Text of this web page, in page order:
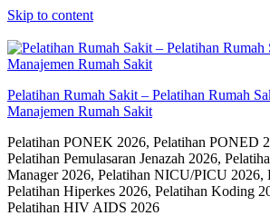
Skip to content
Pelatihan Rumah Sakit – Pelatihan Rumah
Manajemen Rumah Sakit
Pelatihan PONEK 2026, Pelatihan PONED
Pelatihan Pemulasaran Jenazah 2026,
Manager 2026, Pelatihan NICU/PICU 2026,
Pelatihan Hiperkes 2026, Pelatihan Koding
Pelatihan HIV AIDS 2026